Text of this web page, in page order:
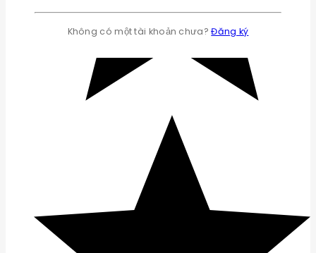
Không có một tài khoản chưa?Đăng ký